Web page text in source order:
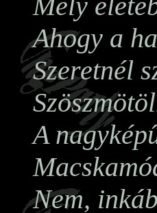
Ahogy a
Szeretnél
A
Nem,